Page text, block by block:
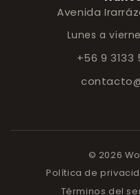
Avenida
Lunes a
+56 9 3133
© 2026
Política de
Términos del